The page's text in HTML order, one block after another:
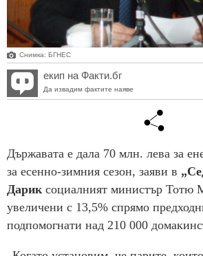
Снимка: БГНЕС
екип на Факти.бг
Да извадим фактите наяве
Държавата е дала 70 млн. лева за
за есенно-зимния сезон, заяви в
Дарик социалният министър Тотю
увеличени с 13,5% спрямо
подпомогнати над 210 000